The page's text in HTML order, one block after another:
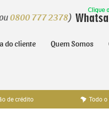
0800 777 2378)
do cliente Quem Somos
de crédito Todo o